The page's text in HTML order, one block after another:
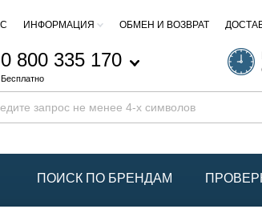
ИНФОРМАЦИЯ ОБМЕН И ВОЗВРАТ
0 800 335 170
Бесплатно
ПОИСК ПО БРЕНДАМ